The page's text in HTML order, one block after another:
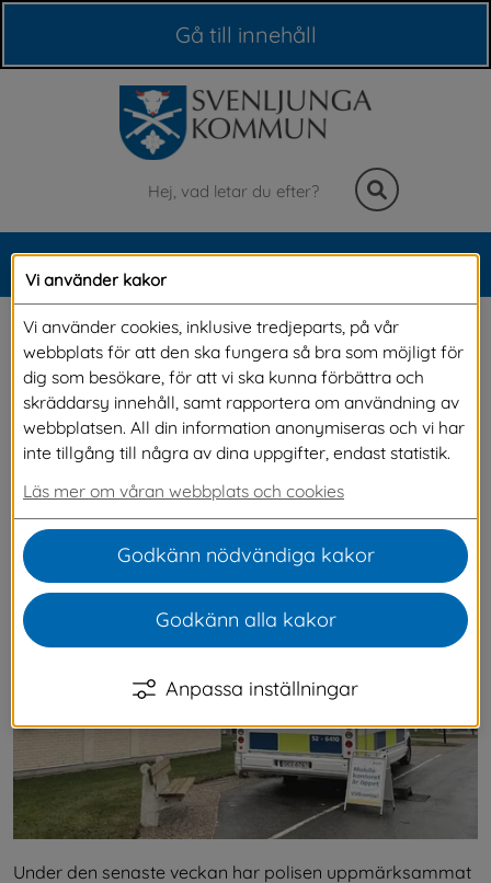
Gå till innehåll
Sök
Meny
Information från polisen
kring gårdsstölder
Just nu har vi många gårdsstölder i vårt
polisområde. Polisen uppmanar invånare att
beteenden.
Under den senaste veckan har polisen uppmärksammat
Vi använder kakor
Vi använder cookies, inklusive tredjeparts, på vår
webbplats för att den ska fungera så bra som möjligt för
dig som besökare, för att vi ska kunna förbättra och
skräddarsy innehåll, samt rapportera om användning av
webbplatsen. All din information anonymiseras och vi har
inte tillgång till några av dina uppgifter, endast statistik.
Läs mer om våran webbplats och cookies
Godkänn nödvändiga kakor
Godkänn alla kakor
Anpassa inställningar